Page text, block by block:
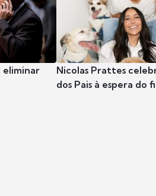
eliminar
Nicolas Prattes
dos Pais à espera do